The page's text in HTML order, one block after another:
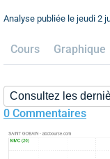
Analyse publiée le jeudi 2
Cours Graphique
0 Commentaires